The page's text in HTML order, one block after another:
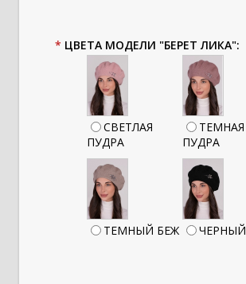
* ЦВЕТА МОДЕЛИ "БЕРЕТ ЛИКА":
СВЕТЛАЯ
ПУДРА
ТЕМНАЯ
ПУДРА
ТЕМНЫЙ БЕЖ ЧЕРНЫЙ